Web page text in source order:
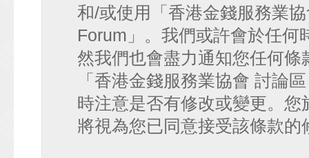
和/或使用「香港金錢服務業
Forum」。我們或許會於任何
然我們也會盡力通知您任何
「香港金錢服務業協會 討論
時注意是否有修改或變更。
將視為您已同意接受該條款的